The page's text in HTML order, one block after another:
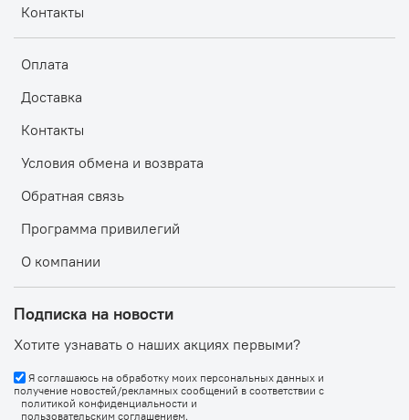
Контакты
Оплата
Доставка
Контакты
Условия обмена и возврата
Обратная связь
Программа привилегий
О компании
Подписка на новости
Хотите узнавать о наших акциях первыми?
Я соглашаюсь на обработку моих персональных данных и
получение новостей/рекламных сообщений в соответствии с
политикой конфиденциальности и
пользовательским соглашением.